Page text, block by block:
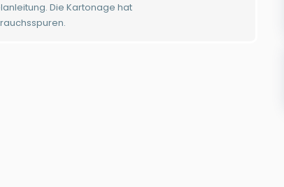
Die Kartonage hat